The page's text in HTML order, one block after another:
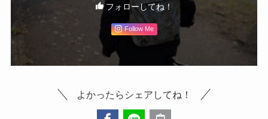
フォローしてね！
Follow Me
よかったらシェアしてね！